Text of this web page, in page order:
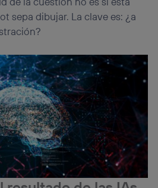
sepa dibujar. La clave es: ¿a